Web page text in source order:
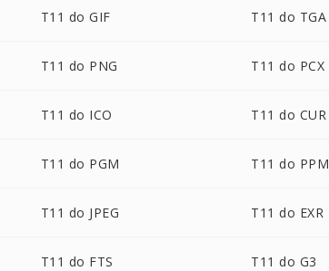
T11 do GIF T11 do TGA
T11 do PNG T11 do PCX
T11 do ICO T11 do CUR
T11 do PGM T11 do PPM
T11 do JPEG T11 do EXR
T11 do FTS T11 do G3